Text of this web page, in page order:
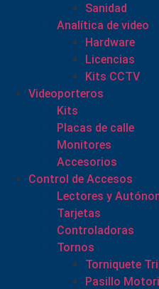
Sanidad
Analítica de video
Hardware
Licencias
Kits CCTV
Videoporteros
Kits
Placas de calle
Monitores
Accesorios
Control de Accesos
Lectores y
Tarjetas
Controladoras
Tornos
Torniquete
Pasillo